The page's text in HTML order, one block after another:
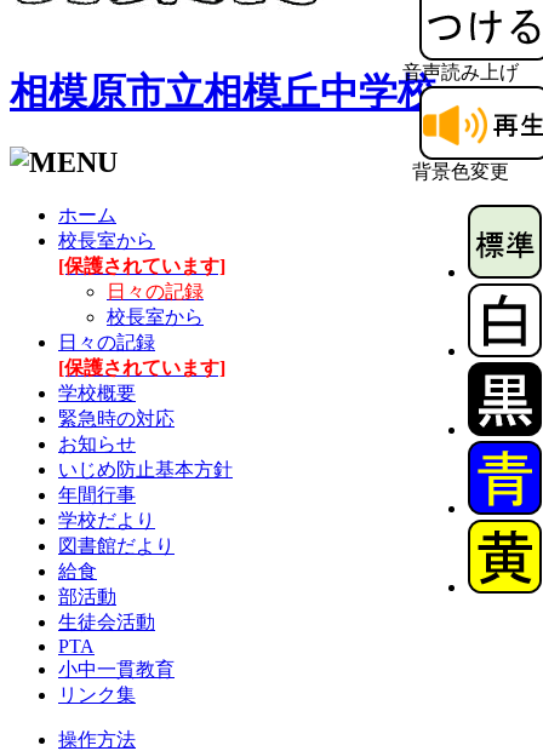
音声読み上げ
背景色変更
相模原市立相模丘中学校
ホーム
校長室から
[保護されています]
日々の記録
校長室から
日々の記録
[保護されています]
学校概要
緊急時の対応
お知らせ
いじめ防止基本方針
年間行事
学校だより
図書館だより
給食
部活動
生徒会活動
PTA
小中一貫教育
リンク集
操作方法